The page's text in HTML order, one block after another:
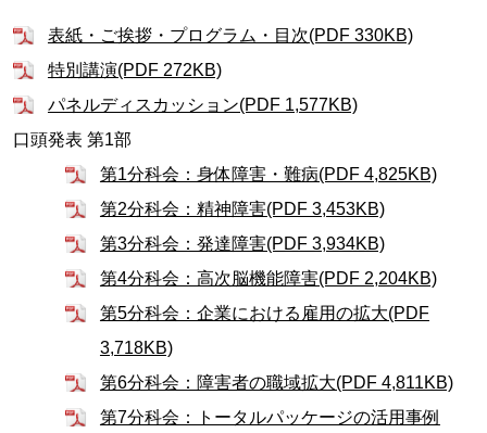
表紙・ご挨拶・プログラム・目次(PDF 330KB)
特別講演(PDF 272KB)
パネルディスカッション(PDF 1,577KB)
口頭発表 第1部
第1分科会：身体障害・難病(PDF 4,825KB)
第2分科会：精神障害(PDF 3,453KB)
第3分科会：発達障害(PDF 3,934KB)
第4分科会：高次脳機能障害(PDF 2,204KB)
第5分科会：企業における雇用の拡大(PDF
3,718KB)
第6分科会：障害者の職域拡大(PDF 4,811KB)
第7分科会：トータルパッケージの活用事例